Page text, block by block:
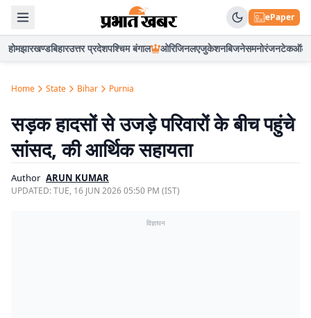
ePaper
होमझारखण्डबिहारउत्तर प्रदेशपश्चिम बंगाल ओरिजिनलएजुकेशनबिजनेसमनोरंजनटेकऑटो
Home State Bihar Purnia
सड़क हादसों से उजड़े परिवारों के बीच पहुंचे
सांसद, की आर्थिक सहायता
Author ARUN KUMAR
UPDATED:TUE, 16 JUN 2026 05:50 PM (IST)
विज्ञापन